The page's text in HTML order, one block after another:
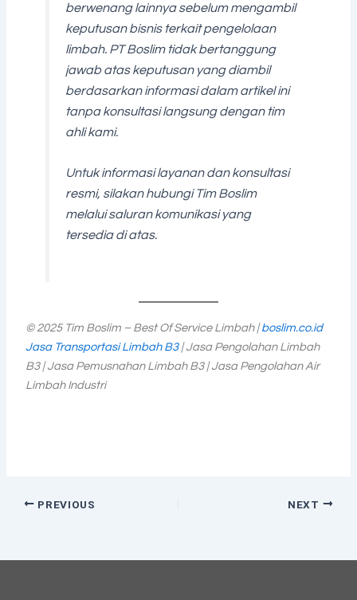
berwenang lainnya sebelum mengambil
keputusan bisnis terkait pengelolaan
limbah. PT Boslim tidak bertanggung
jawab atas keputusan yang diambil
berdasarkan informasi dalam artikel ini
tanpa konsultasi langsung dengan tim
ahli kami.
Untuk informasi layanan dan konsultasi
resmi, silakan hubungi Tim Boslim
melalui saluran komunikasi yang
tersedia di atas.
© 2025 Tim Boslim – Best Of Service Limbah |boslim.co.id
Jasa Transportasi Limbah B3| Jasa Pengolahan Limbah
B3 | Jasa Pemusnahan Limbah B3 | Jasa Pengolahan Air
Limbah Industri
PREVIOUS NEXT